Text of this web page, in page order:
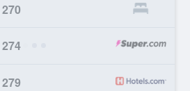
270 ﷼
274 ﷼
279 ﷼